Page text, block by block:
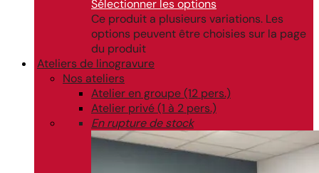
Sélectionner les options
Ce produit a plusieurs variations. Les
options peuvent être choisies sur la page
du produit
Ateliers de linogravure
Nos ateliers
Atelier en groupe (12 pers.)
Atelier privé (1 à 2 pers.)
En rupture de stock